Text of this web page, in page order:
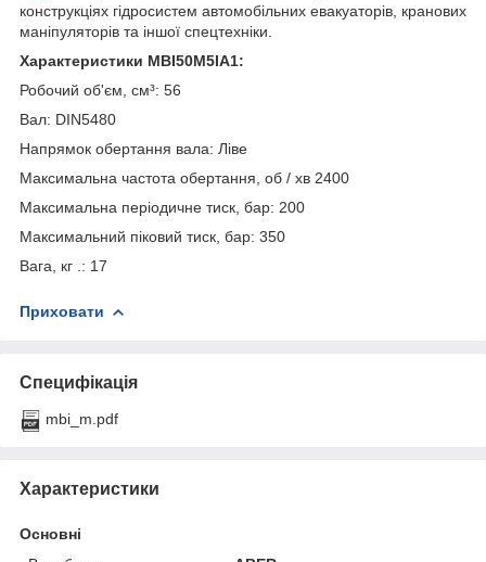
конструкціях гідросистем автомобільних евакуаторів, кранових
маніпуляторів та іншої спецтехніки.
Характеристики MBI50M5IA1:
Робочий об'єм, см³: 56
Вал: DIN5480
Напрямок обертання вала: Ліве
Максимальна частота обертання, об / хв 2400
Максимальна періодичне тиск, бар: 200
Максимальний піковий тиск, бар: 350
Вага, кг .: 17
Приховати
Специфікація
mbi_m.pdf
Характеристики
Основні